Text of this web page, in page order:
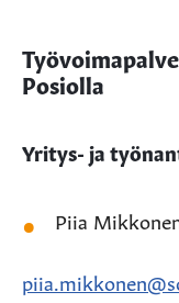
Posiolla
Yritys- ja
Piia